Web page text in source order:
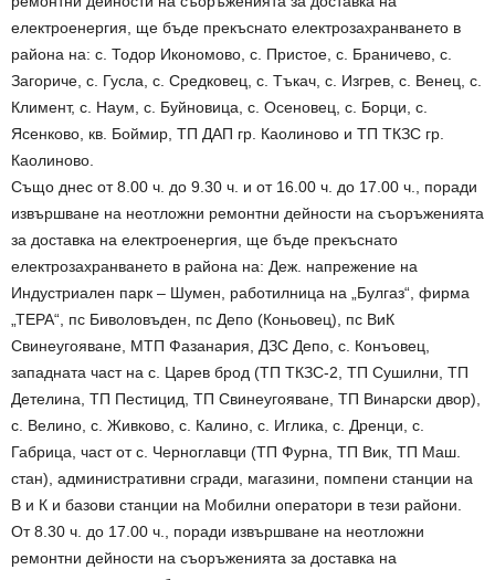
електроенергия, ще бъде прекъснато електрозахранването в
района на: с. Тодор Икономово, с. Пристое, с. Браничево, с.
Загориче, с. Гусла, с. Средковец, с. Тъкач, с. Изгрев, с. Венец, с.
Климент, с. Наум, с. Буйновица, с. Осеновец, с. Борци, с.
Ясенково, кв. Боймир, ТП ДАП гр. Каолиново и ТП ТКЗС гр.
Каолиново.
Също днес от 8.00 ч. до 9.30 ч. и от 16.00 ч. до 17.00 ч., поради
извършване на неотложни ремонтни дейности на съоръженията
за доставка на електроенергия, ще бъде прекъснато
електрозахранването в района на: Деж. напрежение на
Индустриален парк – Шумен, работилница на „Булгаз“, фирма
„ТЕРА“, пс Биволовъден, пс Депо (Коньовец), пс ВиК
Свинеугояване, МТП Фазанария, ДЗС Депо, с. Конъовец,
западната част на с. Царев брод (ТП ТКЗС-2, ТП Сушилни, ТП
Детелина, ТП Пестицид, ТП Свинеугояване, ТП Винарски двор),
с. Велино, с. Живково, с. Калино, с. Иглика, с. Дренци, с.
Габрица, част от с. Черноглавци (ТП Фурна, ТП Вик, ТП Маш.
стан), административни сгради, магазини, помпени станции на
В и К и базови станции на Мобилни оператори в тези райони.
От 8.30 ч. до 17.00 ч., поради извършване на неотложни
ремонтни дейности на съоръженията за доставка на